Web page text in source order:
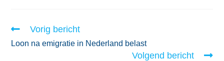
Vorig bericht
Loon na emigratie in Nederland belast
Volgend bericht